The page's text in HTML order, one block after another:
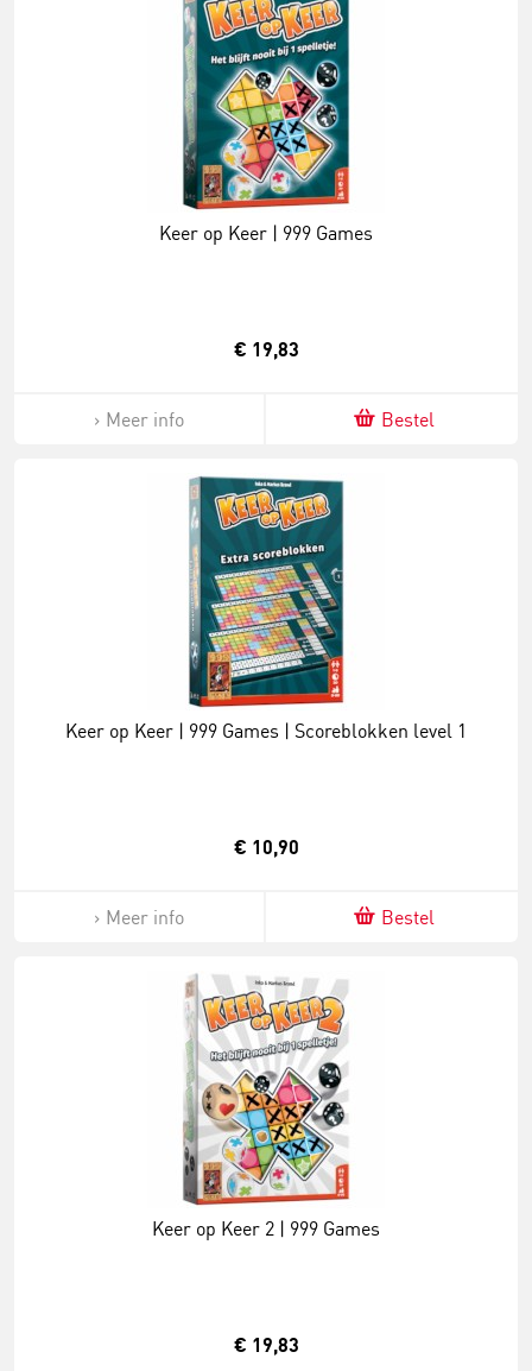
Keer op Keer | 999 Games
€ 19,83
Meer info Bestel
Keer op Keer | 999 Games | Scoreblokken level 1
€ 10,90
Meer info Bestel
Keer op Keer 2 | 999 Games
€ 19,83